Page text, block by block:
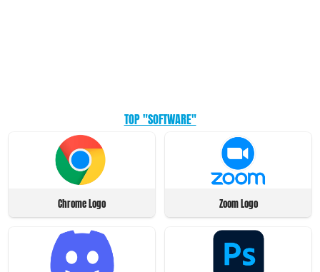
TOP "SOFTWARE"
Chrome Logo Zoom Logo